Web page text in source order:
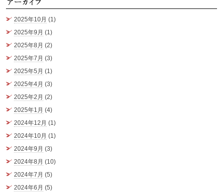
2025年10月 (1)
2025年9月 (1)
2025年8月 (2)
2025年7月 (3)
2025年5月 (1)
2025年4月 (3)
2025年2月 (2)
2025年1月 (4)
2024年12月 (1)
2024年10月 (1)
2024年9月 (3)
2024年8月 (10)
2024年7月 (5)
2024年6月 (5)